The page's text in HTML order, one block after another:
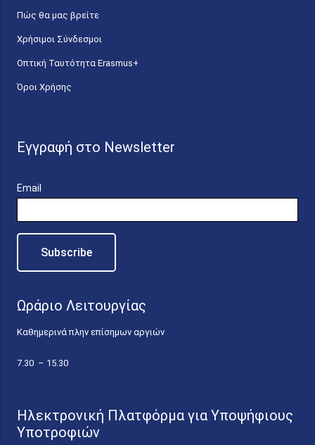
Πώς θα μας βρείτε
Χρήσιμοι Σύνδεσμοι
Οπτική Ταυτότητα Erasmus+
Όροι Χρήσης
Εγγραφή στο Newsletter
Email
Ωράριο Λειτουργίας
Καθημερινά πλην επίσημων αργιών
7.30 – 15.30
Ηλεκτρονική Πλατφόρμα για Υποψήφιους
Υποτροφιών